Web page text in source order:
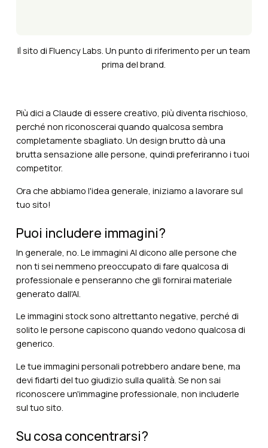
Il sito di Fluency Labs. Un punto di riferimento per un team
prima del brand.
Più dici a Claude di essere creativo, più diventa rischioso,
perché non riconoscerai quando qualcosa sembra
completamente sbagliato. Un design brutto dà una
brutta sensazione alle persone, quindi preferiranno i tuoi
competitor.
Ora che abbiamo l'idea generale, iniziamo a lavorare sul
tuo sito!
Puoi includere immagini?
In generale, no. Le immagini AI dicono alle persone che
non ti sei nemmeno preoccupato di fare qualcosa di
professionale e penseranno che gli fornirai materiale
generato dall'AI.
Le immagini stock sono altrettanto negative, perché di
solito le persone capiscono quando vedono qualcosa di
generico.
Le tue immagini personali potrebbero andare bene, ma
devi fidarti del tuo giudizio sulla qualità. Se non sai
riconoscere un'immagine professionale, non includerle
sul tuo sito.
Su cosa concentrarsi?